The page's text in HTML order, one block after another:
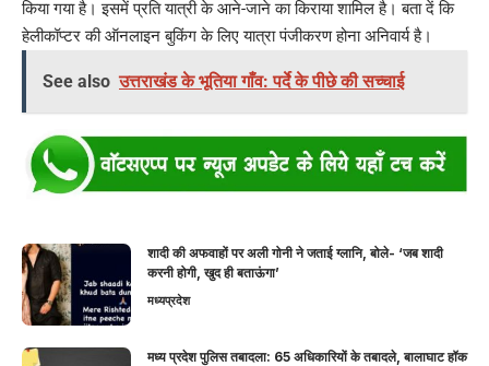
किया गया है। इसमें प्रति यात्री के आने-जाने का किराया शामिल है। बता दें कि
हेलीकॉप्टर की ऑनलाइन बुकिंग के लिए यात्रा पंजीकरण होना अनिवार्य है।
See also उत्तराखंड के भूतिया गाँव: पर्दे के पीछे की सच्चाई
शादी की अफवाहों पर अली गोनी ने जताई ग्लानि, बोले- ‘जब शादी
करनी होगी, खुद ही बताऊंगा’
मध्यप्रदेश
मध्य प्रदेश पुलिस तबादला: 65 अधिकारियों के तबादले, बालाघाट हॉक